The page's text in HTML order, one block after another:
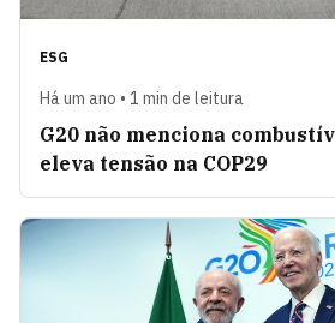
ESG
Há um ano • 1 min de leitura
G20 não menciona
eleva tensão na COP29